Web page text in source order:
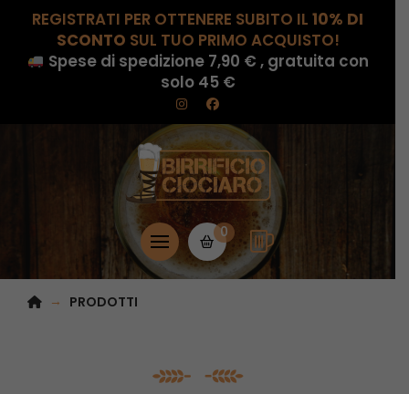
REGISTRATI PER OTTENERE SUBITO IL 10% DI
SCONTO SUL TUO PRIMO ACQUISTO!
Spese di spedizione 7,90 € , gratuita con
solo 45 €
0
HOME
→ PRODOTTI